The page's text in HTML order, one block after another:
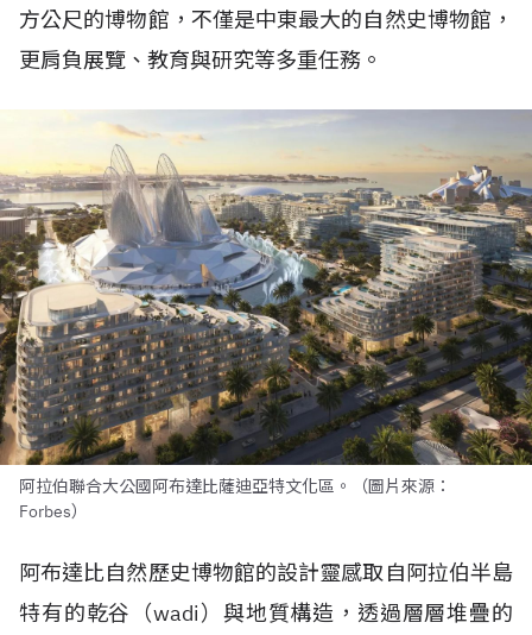
方公尺的博物館，不僅是中東最大的自然史博物館，
更肩負展覽、教育與研究等多重任務。
阿拉伯聯合大公國阿布達比薩迪亞特文化區。（圖片來源：
Forbes）
阿布達比自然歷史博物館的設計靈感取自阿拉伯半島
特有的乾谷（wadi）與地質構造，透過層層堆疊的